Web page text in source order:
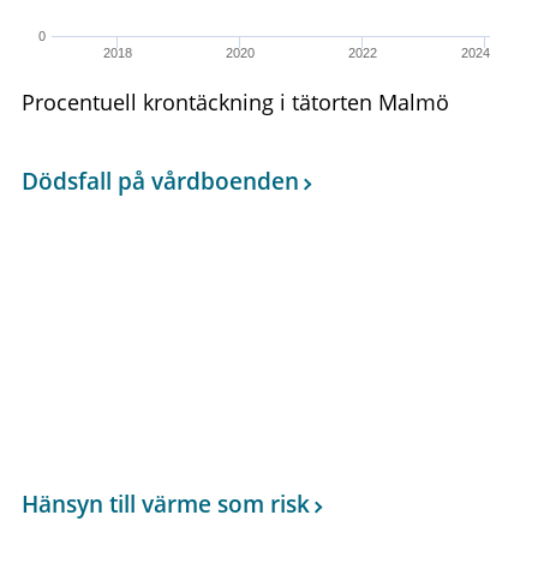
2018 2020 2022 2024
0
Procentuell krontäckning i tätorten Malmö
Dödsfall på vårdboenden
Hänsyn till värme som risk